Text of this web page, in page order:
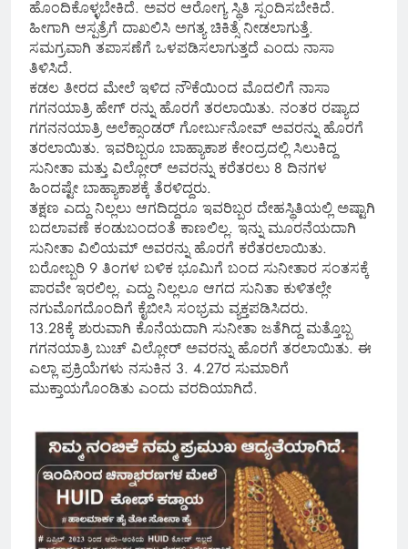
ಹೊಂದಿಕೊಳ್ಳಬೇಕಿದೆ. ಅವರ ಆರೋಗ್ಯ ಸ್ಥಿತಿ ಸ್ಪಂದಿಸಬೇಕಿದೆ.
ಹೀಗಾಗಿ ಆಸ್ಪತ್ರೆಗೆ ದಾಖಲಿಸಿ ಅಗತ್ಯ ಚಿಕಿತ್ಸೆ ನೀಡಲಾಗುತ್ತೆ.
ಸಮಗ್ರವಾಗಿ ತಪಾಸಣೆಗೆ ಒಳಪಡಿಸಲಾಗುತ್ತದೆ ಎಂದು ನಾಸಾ
ತಿಳಿಸಿದೆ.
ಕಡಲ ತೀರದ ಮೇಲೆ ಇಳಿದ ನೌಕೆಯಿಂದ ಮೊದಲಿಗೆ ನಾಸಾ
ಗಗನಯಾತ್ರಿ ಹೇಗ್ ರನ್ನು ಹೊರಗೆ ತರಲಾಯಿತು. ನಂತರ ರಷ್ಯಾದ
ಗಗನನಯಾತ್ರಿ ಅಲೆಕ್ಸಾಂಡರ್ ಗೋರ್ಬುನೋವ್ ಅವರನ್ನು ಹೊರಗೆ
ತರಲಾಯಿತು. ಇವರಿಬ್ಬರೂ ಬಾಹ್ಯಾಕಾಶ ಕೇಂದ್ರದಲ್ಲಿ ಸಿಲುಕಿದ್ದ
ಸುನೀತಾ ಮತ್ತು ವಿಲ್ಲೋರ್ ಅವರನ್ನು ಕರೆತರಲು 8 ದಿನಗಳ
ಹಿಂದಷ್ಟೇ ಬಾಹ್ಯಾಕಾಶಕ್ಕೆ ತೆರಳಿದ್ದರು.
ತಕ್ಷಣ ಎದ್ದು ನಿಲ್ಲಲು ಆಗದಿದ್ದರೂ ಇವರಿಬ್ಬರ ದೇಹಸ್ಥಿತಿಯಲ್ಲಿ ಅಷ್ಟಾಗಿ
ಬದಲಾವಣೆ ಕಂಡುಬಂದಂತೆ ಕಾಣಲಿಲ್ಲ. ಇನ್ನು ಮೂರನೆಯದಾಗಿ
ಸುನೀತಾ ವಿಲಿಯಮ್ ಅವರನ್ನು ಹೊರಗೆ ಕರೆತರಲಾಯಿತು.
ಬರೋಬ್ಬರಿ 9 ತಿಂಗಳ ಬಳಿಕ ಭೂಮಿಗೆ ಬಂದ ಸುನೀತಾರ ಸಂತಸಕ್ಕೆ
ಪಾರವೇ ಇರಲಿಲ್ಲ. ಎದ್ದು ನಿಲ್ಲಲೂ ಆಗದ ಸುನಿತಾ ಕುಳಿತಲ್ಲೇ
ನಗುಮೊಗದೊಂದಿಗೆ ಕೈಬೀಸಿ ಸಂಭ್ರಮ ವ್ಯಕ್ತಪಡಿಸಿದರು.
13.28ಕ್ಕೆ ಶುರುವಾಗಿ ಕೊನೆಯದಾಗಿ ಸುನೀತಾ ಜತೆಗಿದ್ದ ಮತ್ತೊಬ್ಬ
ಗಗನಯಾತ್ರಿ ಬುಚ್ ವಿಲ್ಲೋರ್ ಅವರನ್ನು ಹೊರಗೆ ತರಲಾಯಿತು. ಈ
ಎಲ್ಲಾ ಪ್ರಕ್ರಿಯೆಗಳು ನಸುಕಿನ 3. 4.27ರ ಸುಮಾರಿಗೆ
ಮುಕ್ತಾಯಗೊಂಡಿತು ಎಂದು ವರದಿಯಾಗಿದೆ.